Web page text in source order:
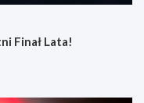
Finał Lata!